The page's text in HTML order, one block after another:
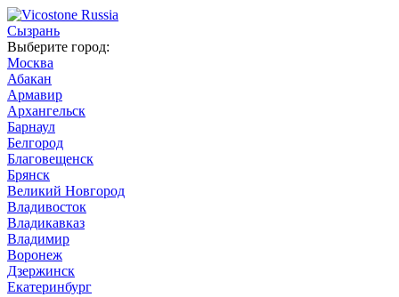
Сызрань
Выберите город:
Москва
Абакан
Армавир
Архангельск
Барнаул
Белгород
Благовещенск
Брянск
Великий Новгород
Владивосток
Владикавказ
Владимир
Воронеж
Дзержинск
Екатеринбург